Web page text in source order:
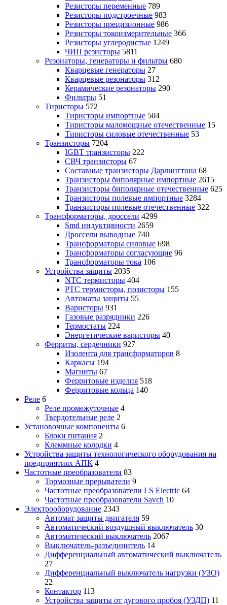
Резисторы переменные 789
Резисторы подстроечные 983
Резисторы прецизионные 986
Резисторы токоизмерительные 366
Резисторы углеродистые 1249
ЧИП резисторы 5811
Резонаторы, генераторы и фильтры 680
Кварцевые генераторы 27
Кварцевые резонаторы 312
Керамические резонаторы 290
Фильтры 51
Тиристоры 572
Тиристоры импортные 504
Тиристоры маломощные отечественные 15
Тиристоры силовые отечественные 53
Транзисторы 7204
IGBT транзисторы 222
СВЧ транзисторы 67
Составные транзисторы Дарлингтона 68
Транзисторы биполярные импортные 2615
Транзисторы биполярные отечественные 625
Транзисторы полевые импортные 3284
Транзисторы полевые отечественные 322
Трансформаторы, дроссели 4299
Smd индуктивности 2659
Дроссели выводные 740
Трансформаторы силовые 698
Трансформаторы согласующие 96
Трансформаторы тока 106
Устройства защиты 2035
NTC термисторы 404
PTC термисторы, позисторы 155
Автоматы защиты 55
Варисторы 931
Газовые разрядники 226
Термостаты 224
Энергетические варисторы 40
Ферриты, сердечники 927
Изолента для трансформаторов 8
Каркасы 194
Магниты 67
Ферритовые изделия 518
Ферритовые кольца 140
Реле 6
Реле промежуточные 4
Твердотельные реле 2
Установочные компоненты 6
Блоки питания 2
Клеммные колодки 4
Устройства защиты технологического оборудования на
предприятиях АПК 4
Частотные преобразователи 83
Тормозные прерыватели 9
Частотные преобразователи LS Electric 64
Частотные преобразователи Savch 10
Электрооборудование 2343
Автомат защиты двигателя 59
Автоматический воздушный выключатель 30
Автоматический выключатель 2067
Выключатель-разъединитель 14
Дифференциальный автоматический выключатель
27
Дифференциальный выключатель нагрузки (УЗО)
22
Контактор 113
Устройства защиты от дугового пробоя (УЗДП) 11